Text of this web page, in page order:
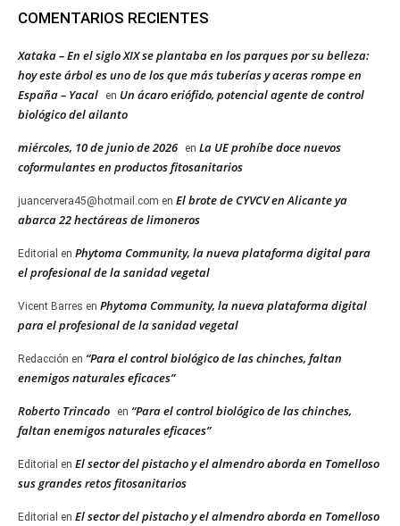
COMENTARIOS RECIENTES
Xataka – En el siglo XIX se plantaba en los parques por su belleza:
hoy este árbol es uno de los que más tuberías y aceras rompe en
España – Yacal
en Un ácaro eriófido, potencial agente de control
biológico del ailanto
miércoles, 10 de junio de 2026 en La UE prohíbe doce nuevos
coformulantes en productos fitosanitarios
juancervera45@hotmail.com en El brote de CYVCV en Alicante ya
abarca 22 hectáreas de limoneros
Editorial en Phytoma Community, la nueva plataforma digital para
el profesional de la sanidad vegetal
Vicent Barres en Phytoma Community, la nueva plataforma digital
para el profesional de la sanidad vegetal
Redacción en “Para el control biológico de las chinches, faltan
enemigos naturales eficaces”
Roberto Trincado en “Para el control biológico de las chinches,
faltan enemigos naturales eficaces”
Editorial en El sector del pistacho y el almendro aborda en Tomelloso
sus grandes retos fitosanitarios
Editorial en El sector del pistacho y el almendro aborda en Tomelloso